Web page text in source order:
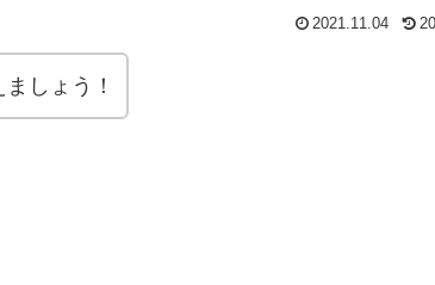
2021.11.04
しょう！